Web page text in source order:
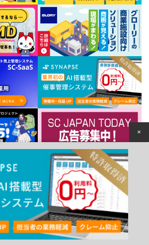
個人情報保護方針
Council of Shopping Centers
×